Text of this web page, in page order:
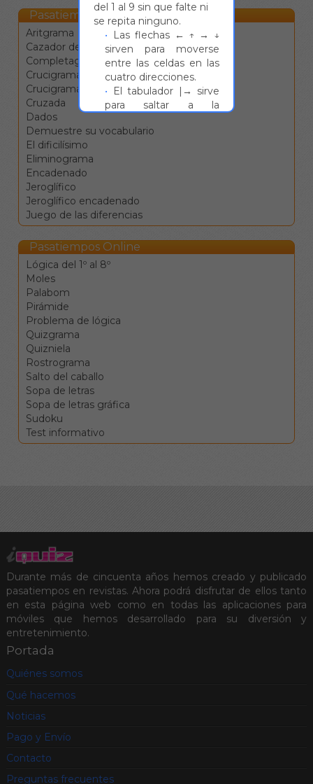
Pasatiempos Online
Aritgrama
Cazador de estrellas
Completagrama
Crucigrama
Crucigrama blanco
Cruzada
Dados
Demuestre su vocabulario
El dificilísimo
Eliminograma
Encadenado
Jeroglífico
Jeroglífico encadenado
Juego de las diferencias
Pasatiempos Online
Lógica del 1º al 8º
Moles
Palabom
Pirámide
Problema de lógica
Quizgrama
Quizniela
Rostrograma
Salto del caballo
Sopa de letras
Sopa de letras gráfica
Sudoku
Test informativo
Durante más de cincuenta años hemos creado y publicado
pasatiempos en revistas. Ahora podrá disfrutar de ellos tanto
en esta página web como en todas las aplicaciones para
móviles que hemos desarrollado para su diversión y
entretenimiento.
Portada
Quiénes somos
Qué hacemos
Noticias
Pago y Envío
Contacto
Preguntas frecuentes
del 1 al 9 sin que falte ni
se repita ninguno.
Las flechas ← ↑ → ↓
sirven para moverse
entre las celdas en las
cuatro direcciones.
El tabulador |→ sirve
para saltar a la
La barra de espacio
casilla y se mueve a la
anterior.
(supr) borra el valor de
la casilla sin moverse.
correspondientes.
Los botones de
caso de que vea
penalizaciones en la
puntuación final.